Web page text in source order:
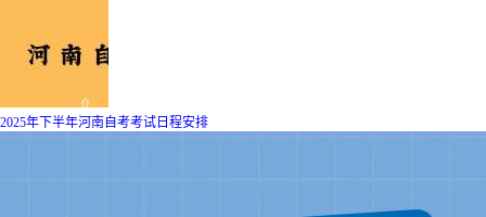
2025年下半年河南自考考试日程安排